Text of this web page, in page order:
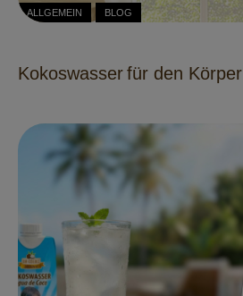
ALLGEMEIN BLOG
Kokoswasser für den Körper